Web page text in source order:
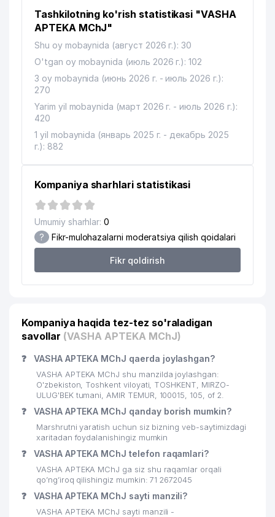
13 WILO RUS VAKOLATXONA
KAPITALBANK ATB MIRZO-ULUGBEK
FILIALI ATB
15 KOMOL-FRAHT MChJ 738 м
16
O'ZBEKISTON RESPUBLIKA
17
URAL TANSIQBAEV MEMORIAL
18
INDIYA MADANIYAT MARKAZI
MARKAZI
19
FANLAR AKADEMIYASI UMUMIY VA
NOORGANIK KIMYO ILMIY TADQIQOT
INSTITUTI
941 м
JAXON IQTISODIYOT VA
DIPLOMATIYA UNIVERSITETI
Tashkilotning ko'rish statistikasi "VASHA
APTEKA MChJ"
Shu oy mobaynida (август 2026 г.): 30
O'tgan oy mobaynida (июль 2026 г.): 102
3 oy mobaynida (июнь 2026 г. - июль 2026 г.):
270
Yarim yil mobaynida (март 2026 г. - июль 2026 г.):
420
1 yil mobaynida (январь 2025 г. - декабрь 2025
г.): 882
Kompaniya sharhlari statistikasi
Umumiy sharhlar: 0
? Fikr-mulohazalarni moderatsiya qilish qoidalari
Fikr qoldirish
Kompaniya haqida tez-tez so'raladigan
savollar (VASHA APTEKA MChJ)
❓ VASHA APTEKA MChJ qaerda joylashgan?
VASHA APTEKA MChJ shu manzilda joylashgan:
O'zbekiston, Toshkent viloyati, TOSHKENT, MIRZO-
ULUG'BEK tumani, AMIR TEMUR, 100015, 105, of 2.
❓ VASHA APTEKA MChJ qanday borish mumkin?
Marshrutni yaratish uchun siz bizning veb-saytimizdagi
xaritadan foydalanishingiz mumkin
❓ VASHA APTEKA MChJ telefon raqamlari?
VASHA APTEKA MChJ ga siz shu raqamlar orqali
qo’ng’iroq qilishingiz mumkin: 71 2672045
❓ VASHA APTEKA MChJ sayti manzili?
VASHA APTEKA MChJ sayti manzili -